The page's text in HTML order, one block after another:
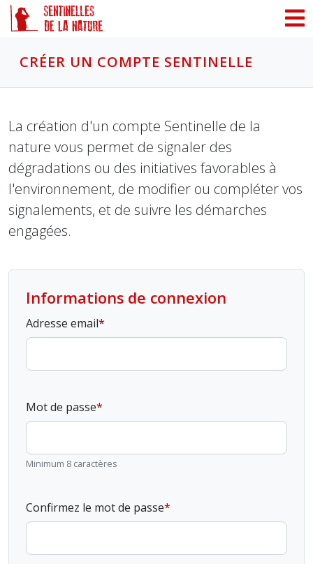
CRÉER UN COMPTE SENTINELLE
La création d'un compte Sentinelle de la
nature vous permet de signaler des
dégradations ou des initiatives favorables à
l'environnement, de modifier ou compléter vos
signalements, et de suivre les démarches
engagées.
Informations de connexion
Adresse email
Mot de passe
Minimum 8 caractères
Confirmez le mot de passe
Panneau de gestion des cookies